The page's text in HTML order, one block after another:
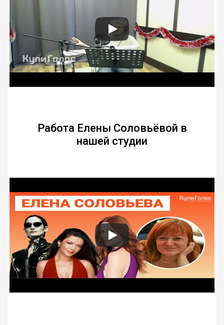
Работа Елены Соловьёвой в
нашей студии